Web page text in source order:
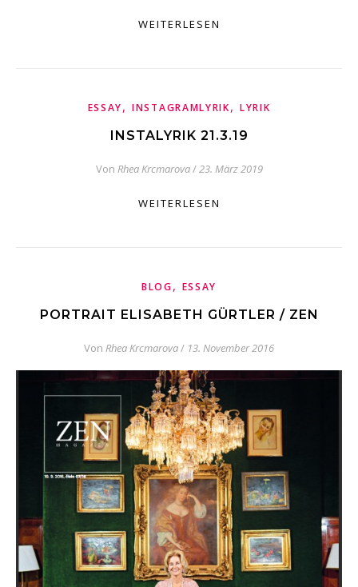
WEITERLESEN
ESSAY,INSTAGRAMLYRIK, LYRIK
INSTALYRIK 21.3.19
Von Rhea Krcmarova/ 23. März 2019
WEITERLESEN
BLOG, ESSAY
PORTRAIT ELISABETH GÜRTLER / ZEN
Von Rhea Krcmarova/ 13. November 2016